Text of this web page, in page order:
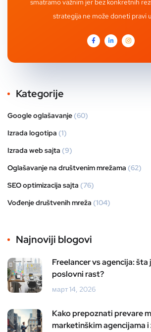
smatramo važnim jer bez konkretnih
strategija ne može doneti pravi
Kategorije
Google oglašavanje (60)
Izrada logotipa (1)
Izrada web sajta (9)
Oglašavanje na društvenim mrežama (62)
SEO optimizacija sajta (76)
Vođenje društvenih mreža (104)
Najnoviji blogovi
Freelancer vs agencija:
poslovni rast?
март 14, 2026
Kako prepoznati prevare
marketinškim agencijama